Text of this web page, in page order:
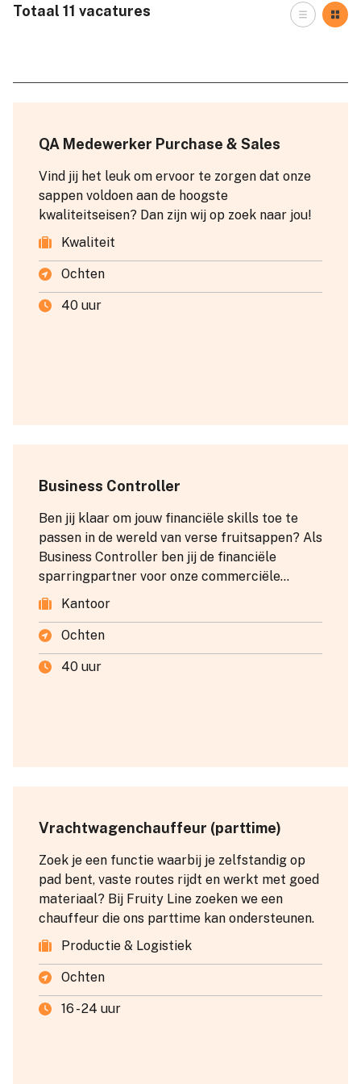
Totaal 11 vacatures
QA Medewerker Purchase & Sales
Vind jij het leuk om ervoor te zorgen dat onze
sappen voldoen aan de hoogste
kwaliteitseisen? Dan zijn wij op zoek naar jou!
Kwaliteit
Ochten
40 uur
Business Controller
Ben jij klaar om jouw financiële skills toe te
passen in de wereld van verse fruitsappen? Als
Business Controller ben jij de financiële
sparringpartner voor onze commerciële
teams.
Kantoor
Ochten
40 uur
Vrachtwagenchauffeur (parttime)
Zoek je een functie waarbij je zelfstandig op
pad bent, vaste routes rijdt en werkt met goed
materiaal? Bij Fruity Line zoeken we een
chauffeur die ons parttime kan ondersteunen.
Productie & Logistiek
Ochten
16 - 24 uur